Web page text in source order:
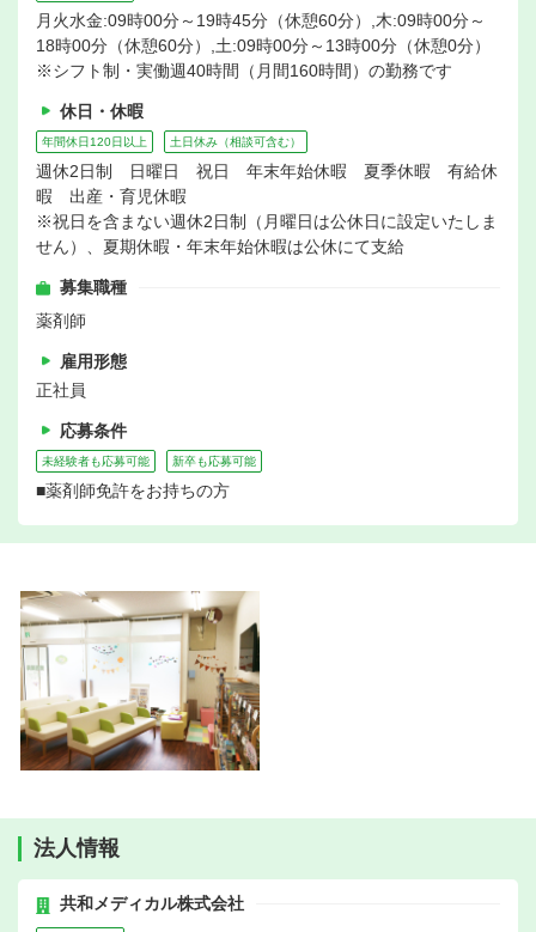
月火水金:09時00分～19時45分（休憩60分）,木:09時00分～
18時00分（休憩60分）,土:09時00分～13時00分（休憩0分）
※シフト制・実働週40時間（月間160時間）の勤務です
休日・休暇
年間休日120日以上 土日休み（相談可含む）
週休2日制 日曜日 祝日 年末年始休暇 夏季休暇 有給休
暇 出産・育児休暇
※祝日を含まない週休2日制（月曜日は公休日に設定いたしま
せん）、夏期休暇・年末年始休暇は公休にて支給
募集職種
薬剤師
雇用形態
正社員
応募条件
未経験者も応募可能 新卒も応募可能
■薬剤師免許をお持ちの方
法人情報
共和メディカル株式会社